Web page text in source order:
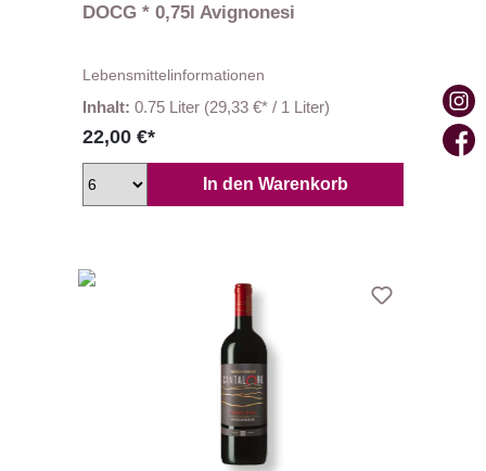
DOCG * 0,75l Avignonesi
Lebensmittelinformationen
Inhalt: 0.75 Liter (29,33 €* / 1 Liter)
22,00 €*
In den Warenkorb